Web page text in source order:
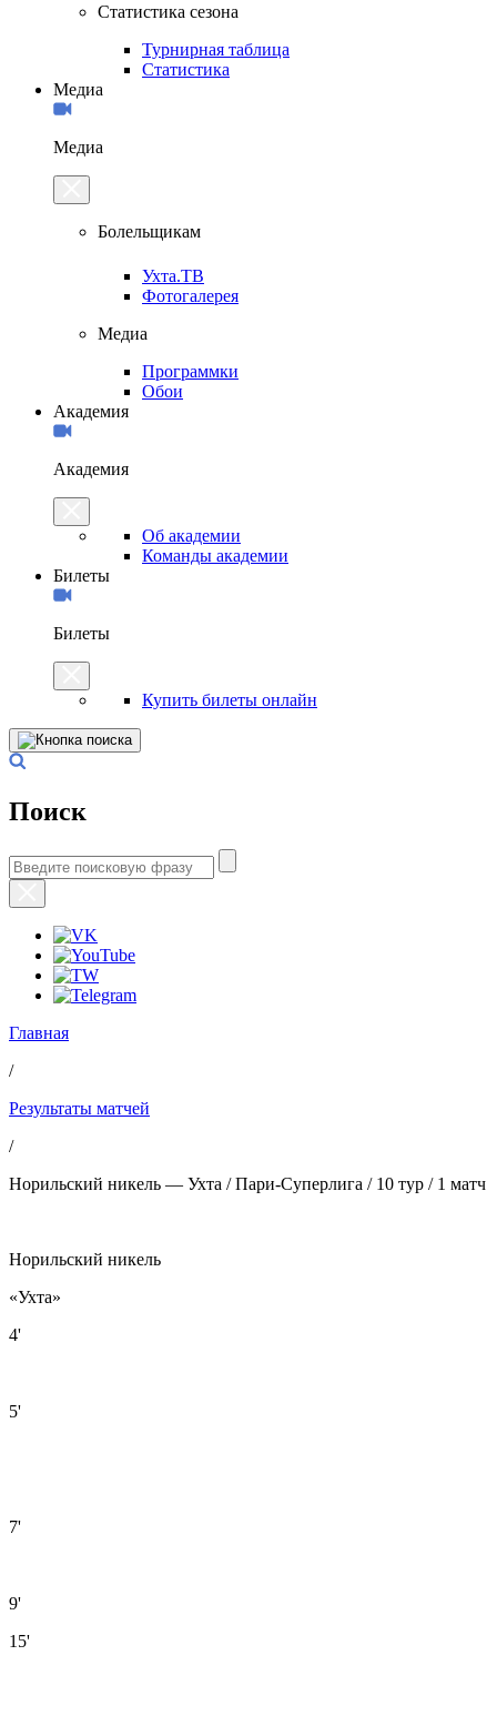
Статистика сезона
Турнирная таблица
Статистика
Медиа
Медиа
Болельщикам
Ухта.ТВ
Фотогалерея
Медиа
Программки
Обои
Академия
Академия
Об академии
Команды академии
Билеты
Билеты
Купить билеты онлайн
Поиск
Главная
/
Результаты матчей
/
Норильский никель — Ухта / Пари-Суперлига / 10 тур / 1 матч
Норильский никель
«Ухта»
4'
5'
7'
9'
15'